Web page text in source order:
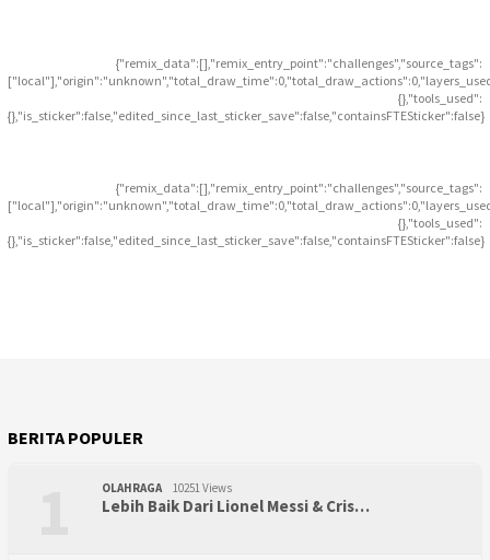
{"remix_data":[],"remix_entry_point":"challenges","source_tags":
{},"tools_used":
{},"is_sticker":false,"edited_since_last_sticker_save":false,"containsFTESticker":false}
{"remix_data":[],"remix_entry_point":"challenges","source_tags":
{},"tools_used":
{},"is_sticker":false,"edited_since_last_sticker_save":false,"containsFTESticker":false}
BERITA POPULER
OLAHRAGA 10251 Views
Lebih Baik Dari Lionel Messi & Cris…